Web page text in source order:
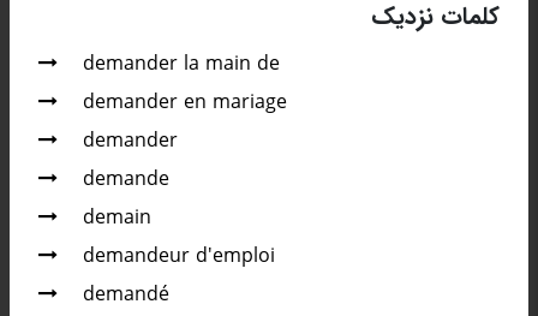
کلمات نزدیک
demander la main de
demander en mariage
demander
demande
demain
demandeur d'emploi
demandé